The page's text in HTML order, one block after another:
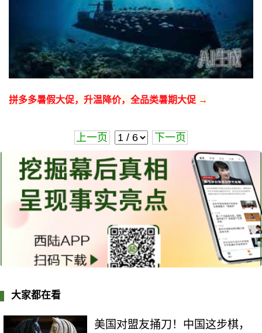
拼多多暑假大促，升温降价，全品类暑期大促 →
上一页 下一页
大家都在看
美国对盟友捅刀！中国这步棋，